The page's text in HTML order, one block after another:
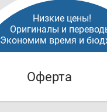
Низкие цены!
Оригиналы и
Экономим время и
Оферта